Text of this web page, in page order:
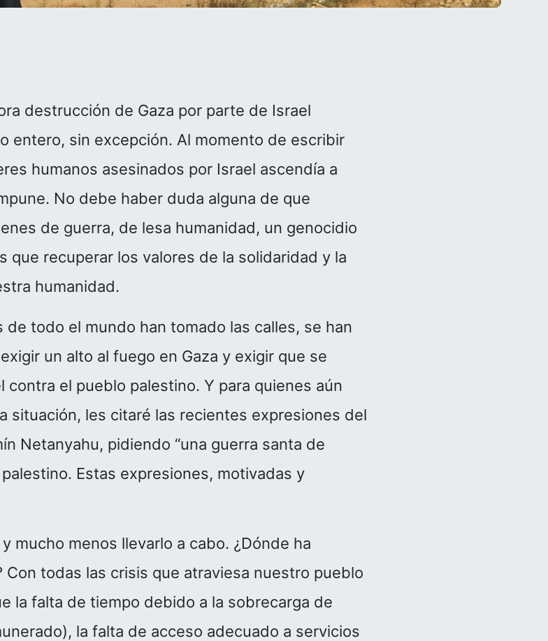
destrucción de Gaza por parte de Israel
entero, sin excepción. Al momento de escribir
humanos asesinados por Israel ascendía a
No debe haber duda alguna de que
de guerra, de lesa humanidad, un genocidio
que recuperar los valores de la solidaridad y la
humanidad.
todo el mundo han tomado las calles, se han
un alto al fuego en Gaza y exigir que se
el pueblo palestino. Y para quienes aún
situación, les citaré las recientes expresiones del
Netanyahu, pidiendo “una guerra santa de
Estas expresiones, motivadas y
mucho menos llevarlo a cabo. ¿Dónde ha
todas las crisis que atraviesa nuestro pueblo
la falta de tiempo debido a la sobrecarga de
la falta de acceso adecuado a servicios